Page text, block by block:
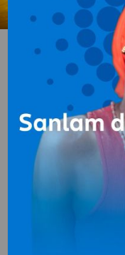
>>> Vous êtes le